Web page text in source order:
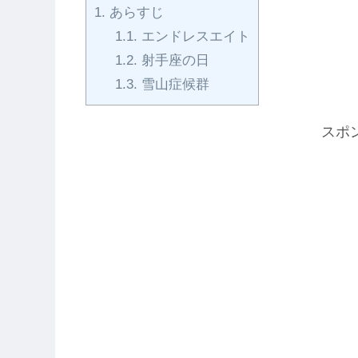
1. あらすじ
1.1. エンドレスエイト
1.2. 射手座の日
1.3. 雪山症候群
スポ